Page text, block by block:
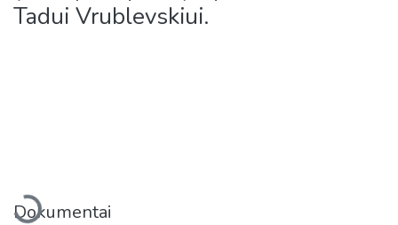
Tadui Vrublevskiui.
Įkeliama...
Dokumentai